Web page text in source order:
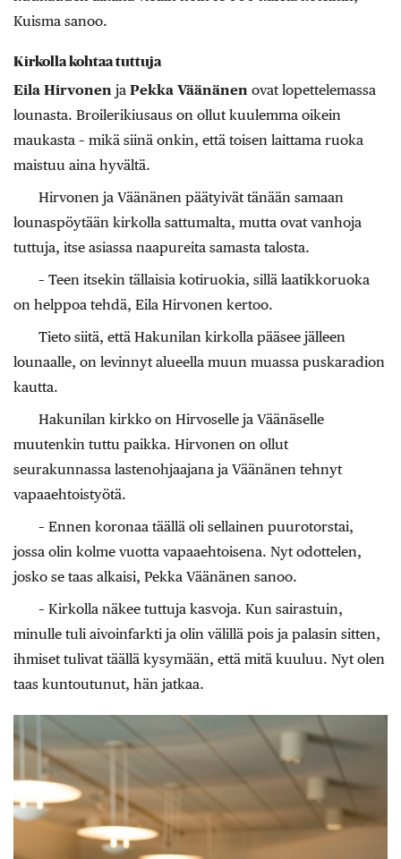
Kuisma sanoo.
Kirkolla kohtaa tuttuja
Eila Hirvonen ja Pekka Väänänen ovat lopettelemassa
lounasta. Broilerikiusaus on ollut kuulemma oikein
maukasta – mikä siinä onkin, että toisen laittama ruoka
maistuu aina hyvältä.
Hirvonen ja Väänänen päätyivät tänään samaan
lounaspöytään kirkolla sattumalta, mutta ovat vanhoja
tuttuja, itse asiassa naapureita samasta talosta.
– Teen itsekin tällaisia kotiruokia, sillä laatikkoruoka
on helppoa tehdä, Eila Hirvonen kertoo.
Tieto siitä, että Hakunilan kirkolla pääsee jälleen
lounaalle, on levinnyt alueella muun muassa puskaradion
kautta.
Hakunilan kirkko on Hirvoselle ja Väänäselle
muutenkin tuttu paikka. Hirvonen on ollut
seurakunnassa lastenohjaajana ja Väänänen tehnyt
vapaaehtoistyötä.
– Ennen koronaa täällä oli sellainen puurotorstai,
jossa olin kolme vuotta vapaaehtoisena. Nyt odottelen,
josko se taas alkaisi, Pekka Väänänen sanoo.
– Kirkolla näkee tuttuja kasvoja. Kun sairastuin,
minulle tuli aivoinfarkti ja olin välillä pois ja palasin sitten,
ihmiset tulivat täällä kysymään, että mitä kuuluu. Nyt olen
taas kuntoutunut, hän jatkaa.